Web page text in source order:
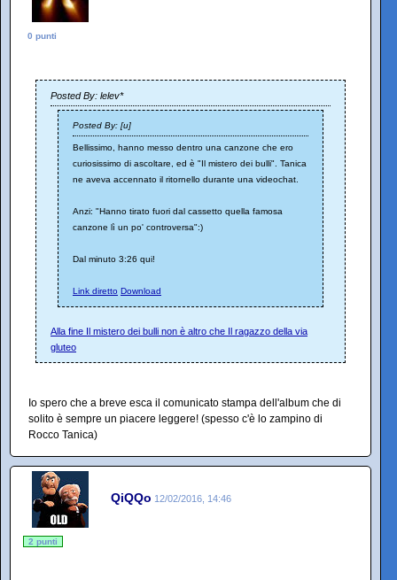
0 punti
Posted By: lelev*
Posted By: [u]
Bellissimo, hanno messo dentro una canzone che ero
curiosissimo di ascoltare, ed è "Il mistero dei bulli". Tanica
ne aveva accennato il ritornello durante una videochat.
Anzi: "Hanno tirato fuori dal cassetto quella famosa
canzone lì un po' controversa":)
Dal minuto 3:26 qui!
Link diretto Download
Alla fine Il mistero dei bulli non è altro che Il ragazzo della via
gluteo
Io spero che a breve esca il comunicato stampa dell'album che di
solito è sempre un piacere leggere! (spesso c'è lo zampino di
Rocco Tanica)
QiQQo 12/02/2016, 14:46
2 punti